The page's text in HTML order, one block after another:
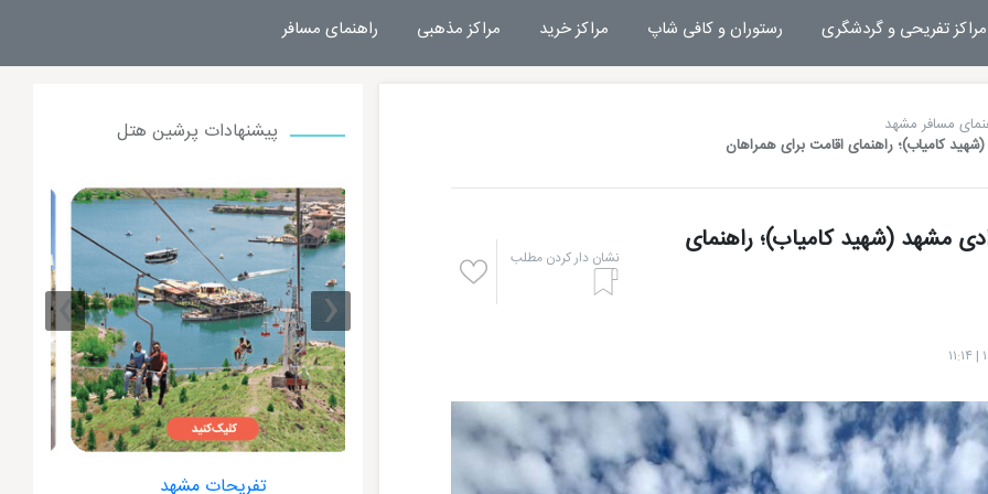
مراکز تفریحی و گردشگری رستوران و کافی شاپ مراکز خرید مراکز مذهبی راهنمای مسافر
مسافر مشهد
کامیاب)؛ راهنمای اقامت برای همراهان
مشهد (شهید کامیاب)؛ راهنمای نشان دار کردن مطلب
پیشنهادات پرشین هتل
هتل بشری مشهد تفریحات مشهد هتل های مشهد
‹
›